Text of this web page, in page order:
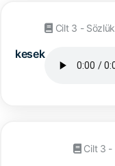
kesek
Cilt 3 - Sözlük
Cilt 3 -